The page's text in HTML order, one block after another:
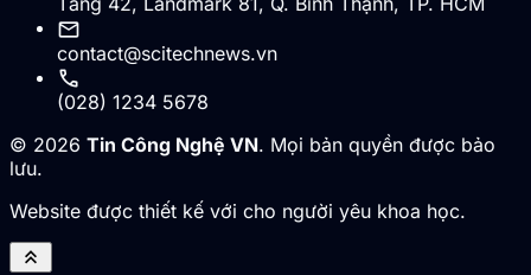
mail
contact@scitechnews.vn
call
(028) 1234 5678
© 2026 Tin Công Nghệ VN. Mọi bản quyền được bảo
lưu.
Website được thiết kế với cho người yêu khoa học.
keyboard_double_arrow_up